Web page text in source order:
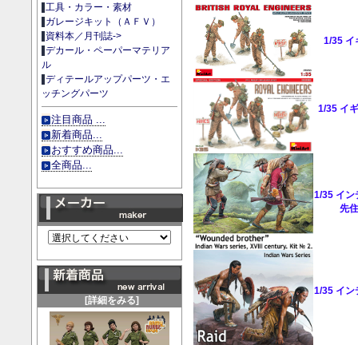
工具・カラー・素材
ガレージキット（ＡＦＶ）
資料本／月刊誌->
デカール・ペーパーマテリア
ル
ディテールアップパーツ・エ
ッチングパーツ
注目商品 ...
新着商品...
おすすめ商品...
全商品...
[詳細をみる]
1/35 イ
1/35 イ
1/35 イン
先
1/35 イン